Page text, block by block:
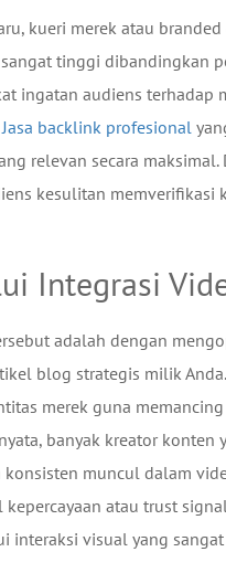
kueri merek atau
tinggi dibandingkan
ingatan audiens terhadap
Jasa backlink profesional
relevan secara
kesulitan
Integrasi
adalah dengan
blog strategis milik
merek guna
banyak kreator
muncul dalam
atau trust
interaksi visual yang